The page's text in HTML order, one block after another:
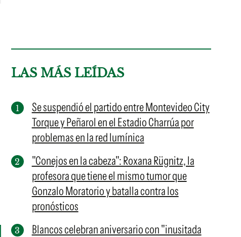
LAS MÁS LEÍDAS
Se suspendió el partido entre Montevideo City
Torque y Peñarol en el Estadio Charrúa por
problemas en la red lumínica
"Conejos en la cabeza": Roxana Rügnitz, la
profesora que tiene el mismo tumor que
Gonzalo Moratorio y batalla contra los
pronósticos
Blancos celebran aniversario con "inusitada